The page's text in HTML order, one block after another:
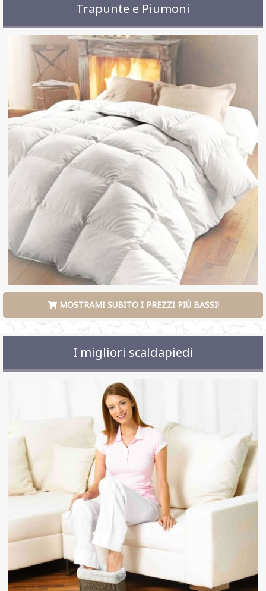
Trapunte e Piumoni
MOSTRAMI SUBITO I PREZZI PIÙ BASSI!
I migliori scaldapiedi